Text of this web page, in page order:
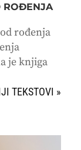
ROĐENJA
rođenja
je knjiga
UNOSI »